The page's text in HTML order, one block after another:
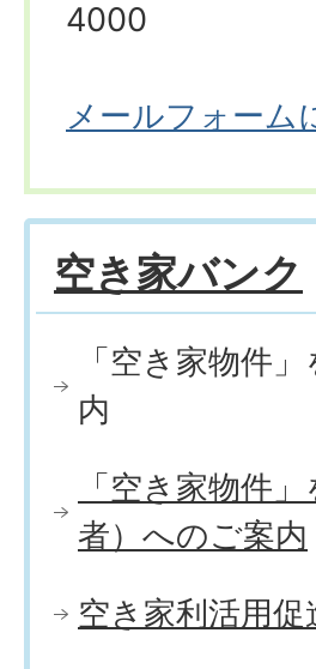
4000
メールフォーム
空き家バンク
「空き家物件
内
「空き家物件
者）へのご案内
空き家利活用